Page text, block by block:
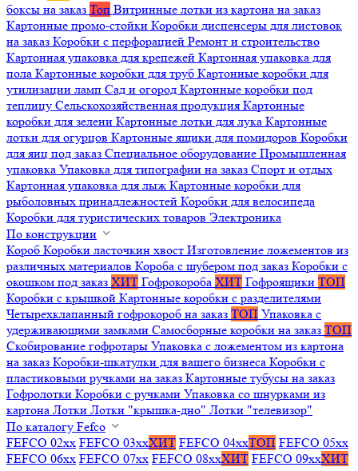
боксы на заказ Топ Витринные лотки из картона на заказ
Картонные промо-стойки Коробки диспенсеры для листовок
на заказ Коробки с перфорацией Ремонт и строительство
Картонная упаковка для крепежей Картонная упаковка для
пола Картонные коробки для труб Картонные коробки для
утилизации ламп Сад и огород Картонные коробки под
теплицу Сельскохозяйственная продукция Картонные
коробки для зелени Картонные лотки для лука Картонные
лотки для огурцов Картонные ящики для помидоров Коробки
для яиц под заказ Специальное оборудование Промышленная
упаковка Упаковка для типографии на заказ Спорт и отдых
Картонная упаковка для лыж Картонные коробки для
рыболовных принадлежностей Коробки для велосипеда
Коробки для туристических товаров Электроника
По конструкции
Короб Коробки ласточкин хвост Изготовление ложементов из
различных материалов Короба с шубером под заказ Коробки с
окошком под заказ ХИТ Гофрокороба ХИТ Гофроящики ТОП
Коробки с крышкой Картонные коробки с разделителями
Четырехклапанный гофрокороб на заказ ТОП Упаковка с
удерживающими замками Самосборные коробки на заказ ТОП
Скобирование гофротары Упаковка с ложементом из картона
на заказ Коробки-шкатулки для вашего бизнеса Коробки с
пластиковыми ручками на заказ Картонные тубусы на заказ
Гофролотки Коробки с ручками Упаковка со шнурками из
картона Лотки Лотки "крышка-дно" Лотки "телевизор"
По каталогу Fefco
FEFCO 02xx FEFCO 03xxХИТ FEFCO 04xxТОП FEFCO 05xx
FEFCO 06xx FEFCO 07xx FEFCO 08xxХИТ FEFCO 09xxХИТ